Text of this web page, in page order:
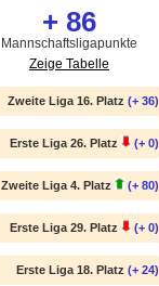
+ 86
Mannschaftsligapunkte
Zeige Tabelle
Zweite Liga 16. Platz (+ 36)
Erste Liga 26. Platz (+ 0)
Zweite Liga 4. Platz (+ 80)
Erste Liga 29. Platz (+ 0)
Erste Liga 18. Platz (+ 24)